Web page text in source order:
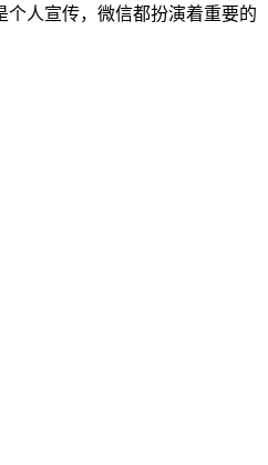
人宣传，微信都扮演着重要的